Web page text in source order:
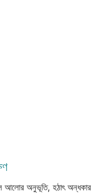
আলোর অনুভূতি, হঠাৎ অন্ধকার